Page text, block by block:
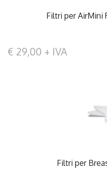
Filtri per AirMini
€ 29,00 + IVA
Filtri per